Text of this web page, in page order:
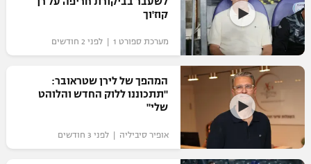
VOD
רץ ברשת
תוצאות
נבחרת ישראל
מכבי חיפה
בית"ר ירושלים
מכבי תל אביב
הפועל תל אביב
ליגה ספרדית
ליגה איטלקית
ליגה צרפתית
ליגה הולנדית
כדורסל נשים
מכבי תל אביב
הפועל חולון
הפועל ירושלים
דני אבדיה
יורוליג
יורוקאפ
טניס
כדוריד
כדורעף
שחייה
קוז'וך
מערכת ספורט 1 | לפני 2 חודשים
המהפך של לירן שטראובר:
"תתכוננו ללוק החדש והלוהט
שלי"
אופיר סיביליה | לפני 3 חודשים